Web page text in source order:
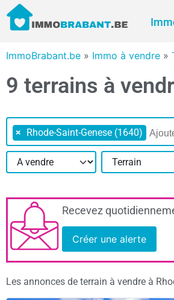
ImmoBrabant.be » Immo à vendre »
9 terrains à
× Rhode-Saint-Genese (1640)
Recevez
Créer une alerte
Les annonces de terrain à vendre à